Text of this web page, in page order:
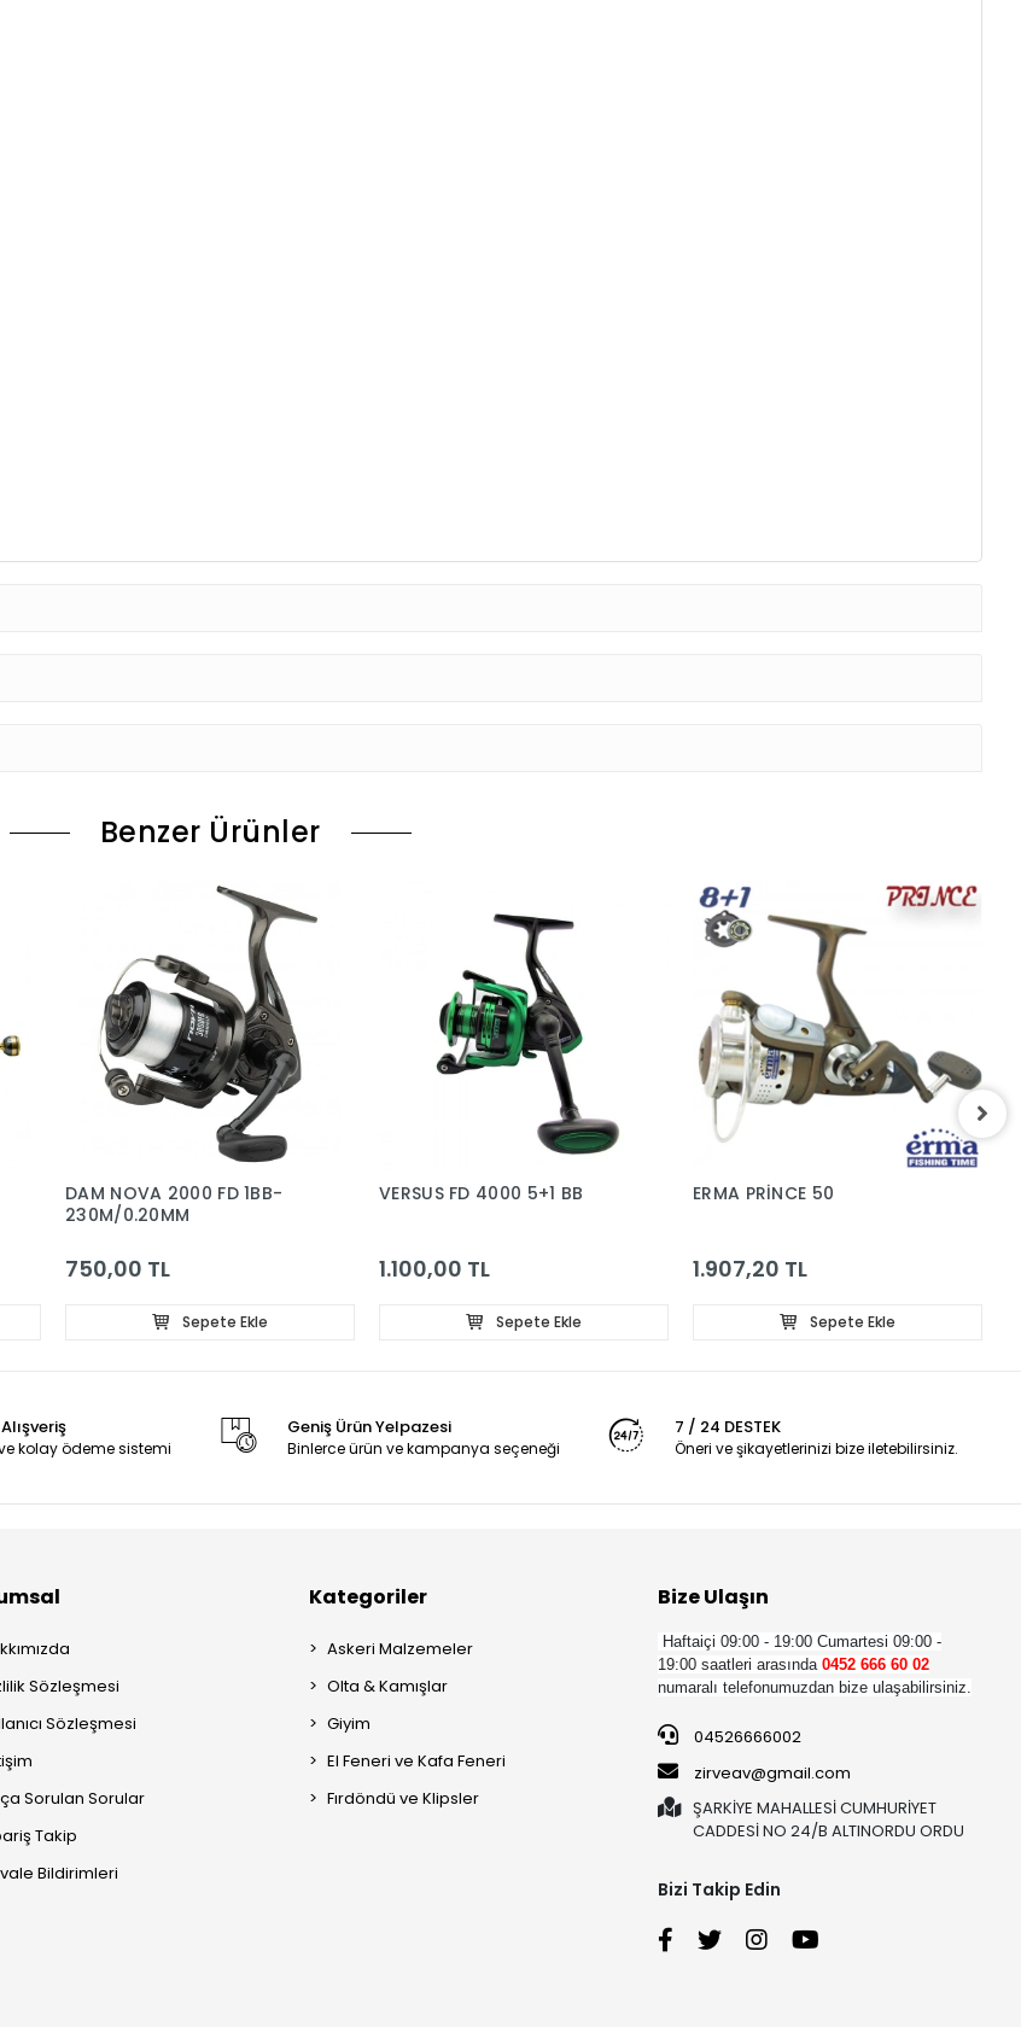
Benzer Ürünler
DAM NOVA 2000 FD 1BB-
230M/0.20MM
750,00 TL
Sepete Ekle
VERSUS FD 4000 5+1 BB
1.100,00 TL
Sepete Ekle
ERMA PRİNCE 50
1.907,20 TL
Sepete Ekle
kolay ödeme sistemi
Geniş Ürün Yelpazesi
Binlerce ürün ve kampanya seçeneği
7 / 24 DESTEK
Öneri ve şikayetlerinizi bize iletebilirsiniz.
Sözleşmesi
Sözleşmesi
Sorulan Sorular
Takip
Bildirimleri
Kategoriler
Askeri Malzemeler
Olta & Kamışlar
Giyim
El Feneri ve Kafa Feneri
Fırdöndü ve Klipsler
Bize Ulaşın
Haftaiçi 09:00 - 19:00Cumartesi 09:00 -
19:00 saatleri arasında0452 666 60 02
numaralı telefonumuzdan bize ulaşabilirsiniz.
04526666002
zirveav@gmail.com
ŞARKİYE MAHALLESİ CUMHURİYET
CADDESİ NO 24/B ALTINORDU ORDU
Bizi Takip Edin